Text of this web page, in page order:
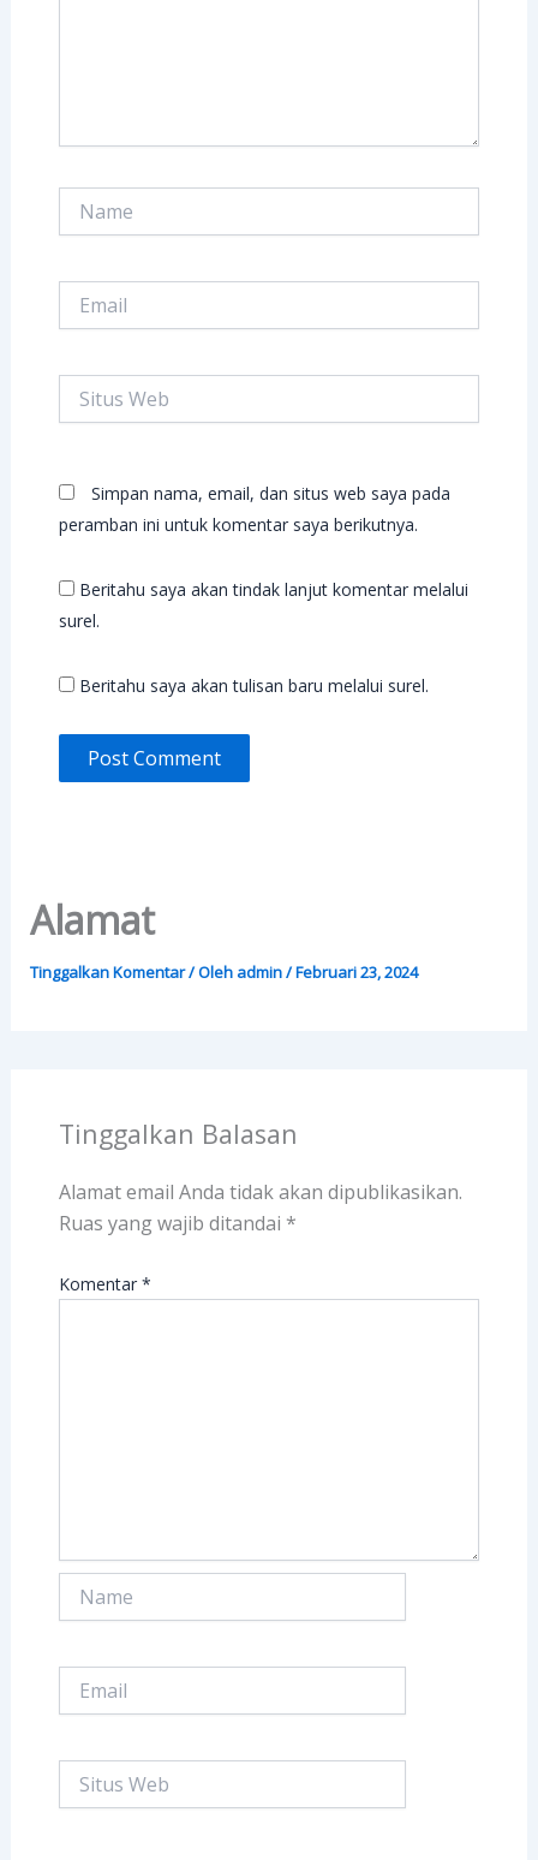
Web
Simpan nama, email, dan situs web saya pada
peramban ini untuk komentar saya berikutnya.
Beritahu saya akan tindak lanjut komentar melalui
surel.
Beritahu saya akan tulisan baru melalui surel.
Alamat
Tinggalkan Komentar/ Oleh admin/Februari 23, 2024
Tinggalkan Balasan
Alamat email Anda tidak akan dipublikasikan.
Ruas yang wajib ditandai *
Komentar *
Web